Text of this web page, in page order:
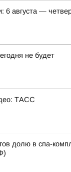
6 августа —
не будет
ТАСС
долю в спа-